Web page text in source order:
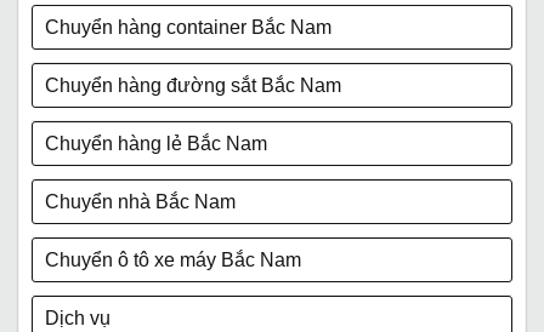
Chuyển hàng container Bắc Nam
Chuyển hàng đường sắt Bắc Nam
Chuyển hàng lẻ Bắc Nam
Chuyển nhà Bắc Nam
Chuyển ô tô xe máy Bắc Nam
Dịch vụ